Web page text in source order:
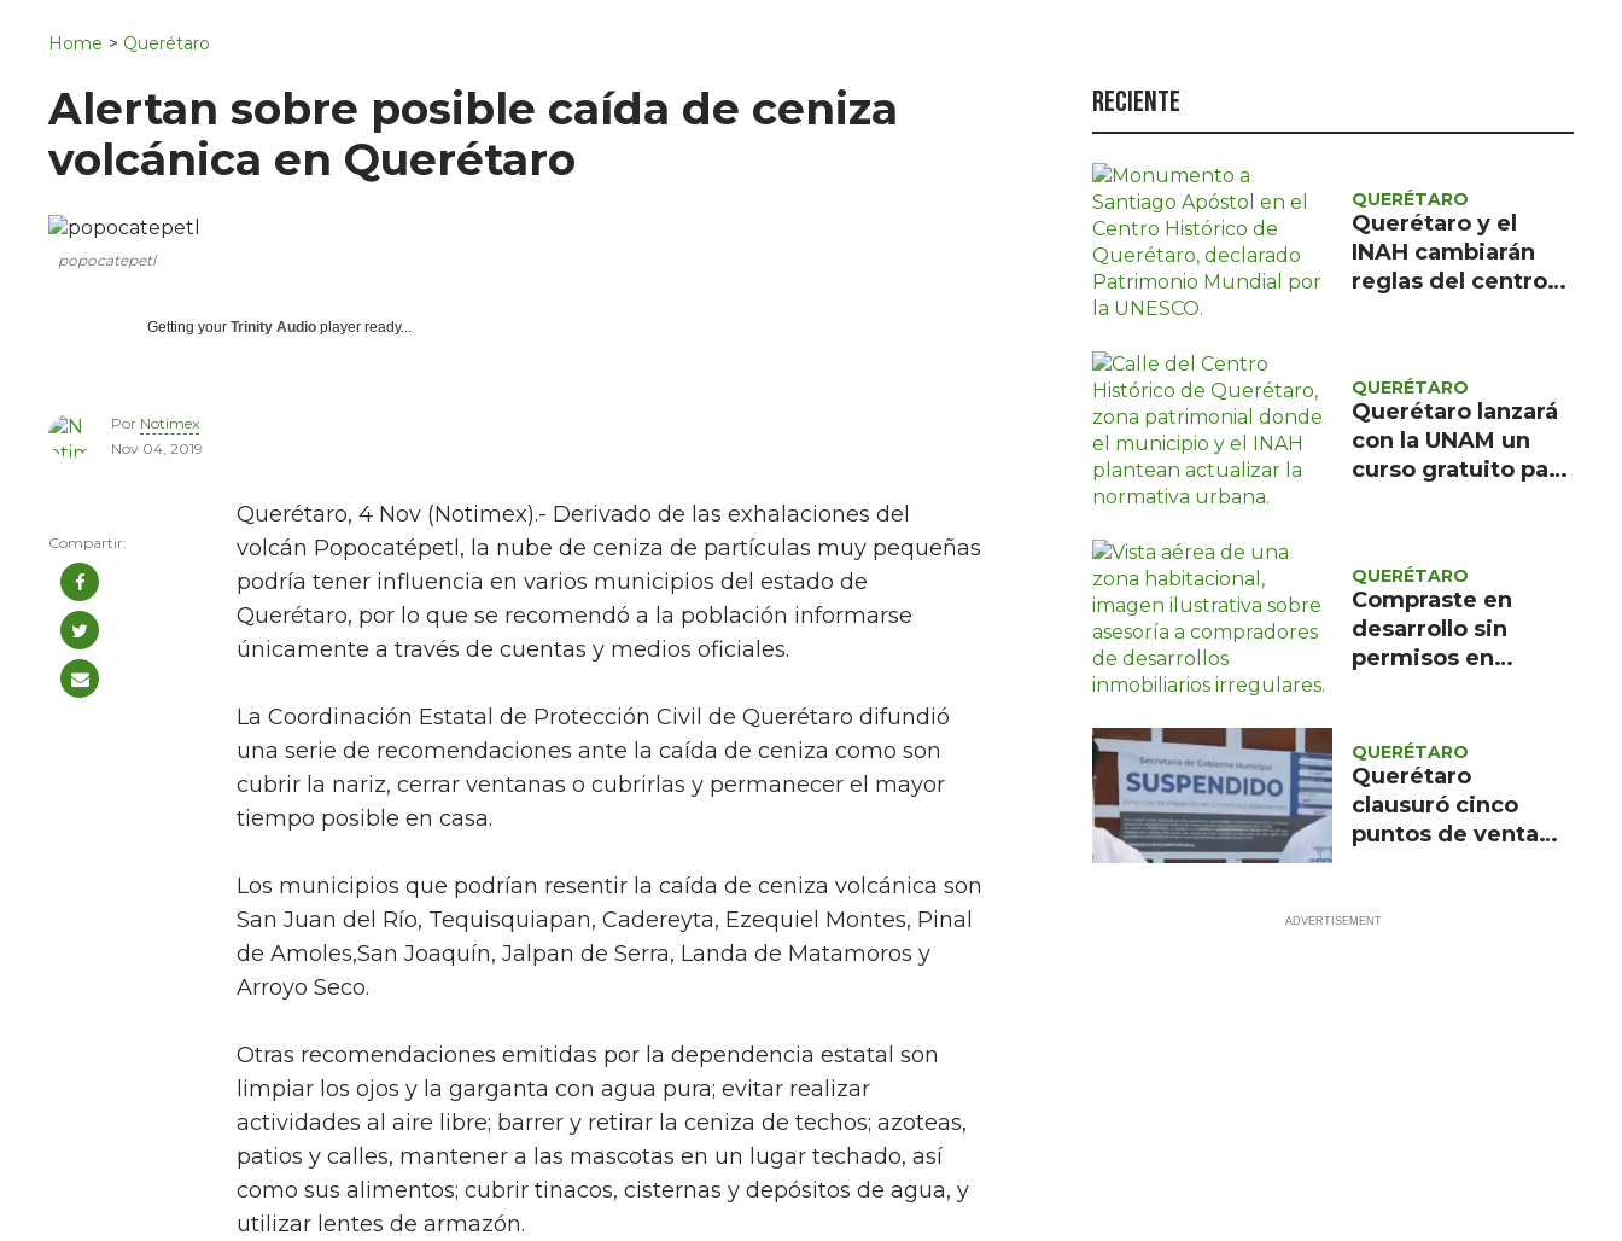
Política
Turismo
Asuntos Sociales
Estilo de vida
Home > Querétaro
Alertan sobre posible caída de ceniza
volcánica en Querétaro
popocatepetl
Getting your Trinity Audio player ready...
Por Notimex
Nov 04, 2019
Querétaro, 4 Nov (Notimex).- Derivado de las exhalaciones del
volcán Popocatépetl, la nube de ceniza de partículas muy pequeñas
podría tener influencia en varios municipios del estado de
Querétaro, por lo que se recomendó a la población informarse
únicamente a través de cuentas y medios oficiales.
La Coordinación Estatal de Protección Civil de Querétaro difundió
una serie de recomendaciones ante la caída de ceniza como son
cubrir la nariz, cerrar ventanas o cubrirlas y permanecer el mayor
tiempo posible en casa.
Los municipios que podrían resentir la caída de ceniza volcánica son
San Juan del Río, Tequisquiapan, Cadereyta, Ezequiel Montes, Pinal
de Amoles,San Joaquín, Jalpan de Serra, Landa de Matamoros y
Arroyo Seco.
Otras recomendaciones emitidas por la dependencia estatal son
limpiar los ojos y la garganta con agua pura; evitar realizar
actividades al aire libre; barrer y retirar la ceniza de techos; azoteas,
patios y calles, mantener a las mascotas en un lugar techado, así
como sus alimentos; cubrir tinacos, cisternas y depósitos de agua, y
utilizar lentes de armazón.
Reciente
QUERÉTARO
Querétaro y el
INAH cambiarán
reglas del centro
QUERÉTARO
Querétaro lanzará
con la UNAM un
curso gratuito para
QUERÉTARO
Compraste en
desarrollo sin
permisos en
QUERÉTARO
Querétaro
clausuró cinco
puntos de venta